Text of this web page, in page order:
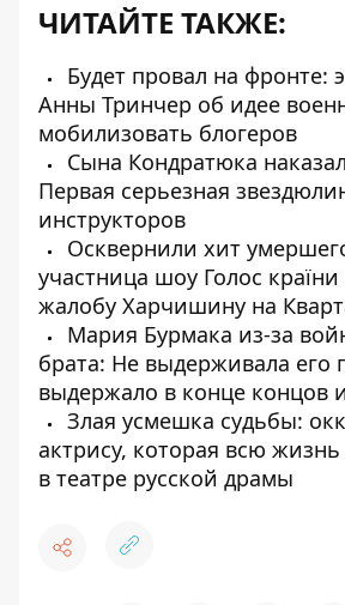
ЧИТАЙТЕ ТАКЖЕ:
Будет провал на фронте:
Анны Тринчер об идее
мобилизовать блогеров
Сына Кондратюка
Первая серьезная
инструкторов
Осквернили хит
участница шоу Голос країни
жалобу Харчишину на
Мария Бурмака из-за
брата: Не выдерживала его
выдержало в конце концов
Злая усмешка судьбы:
актрису, которая всю
в театре русской драмы